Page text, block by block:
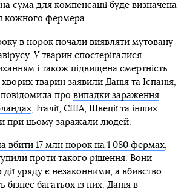
сума для компенсації буде визначена
кожного фермера.
в норок почали виявляти мутовану
У тварин спостерігалися
і також підвищена смертність.
тварин заявили Данія та Іспанія,
про випадки зараження
, Італії, США, Швеції та інших
при цьому заражали людей.
вбити 17 млн норок на 1 080 фермах,
проти такого рішення. Вони
уряду є незаконними, а вбивство
багатьох із них. Данія в